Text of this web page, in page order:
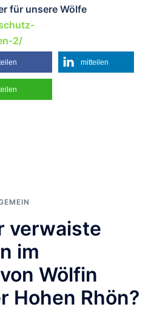
für unsere Wölfe
2/
mitteilen
verwaiste
im
Wölfin
Hohen Rhön?